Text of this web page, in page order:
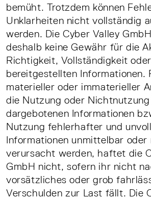
bemüht. Trotzdem können
Unklarheiten nicht vollständig
werden. Die Cyber Valley
deshalb keine Gewähr für die
Richtigkeit, Vollständigkeit
bereitgestellten Informationen.
materieller oder immaterieller
die Nutzung oder
dargebotenen Informationen
Nutzung fehlerhafter und
Informationen unmittelbar
verursacht werden, haftet die
GmbH nicht, sofern ihr nicht
vorsätzliches oder grob
Verschulden zur Last fällt. Die